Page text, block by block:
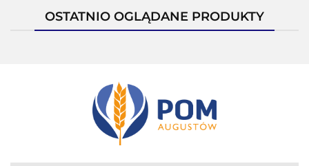
OSTATNIO OGLĄDANE PRODUKTY